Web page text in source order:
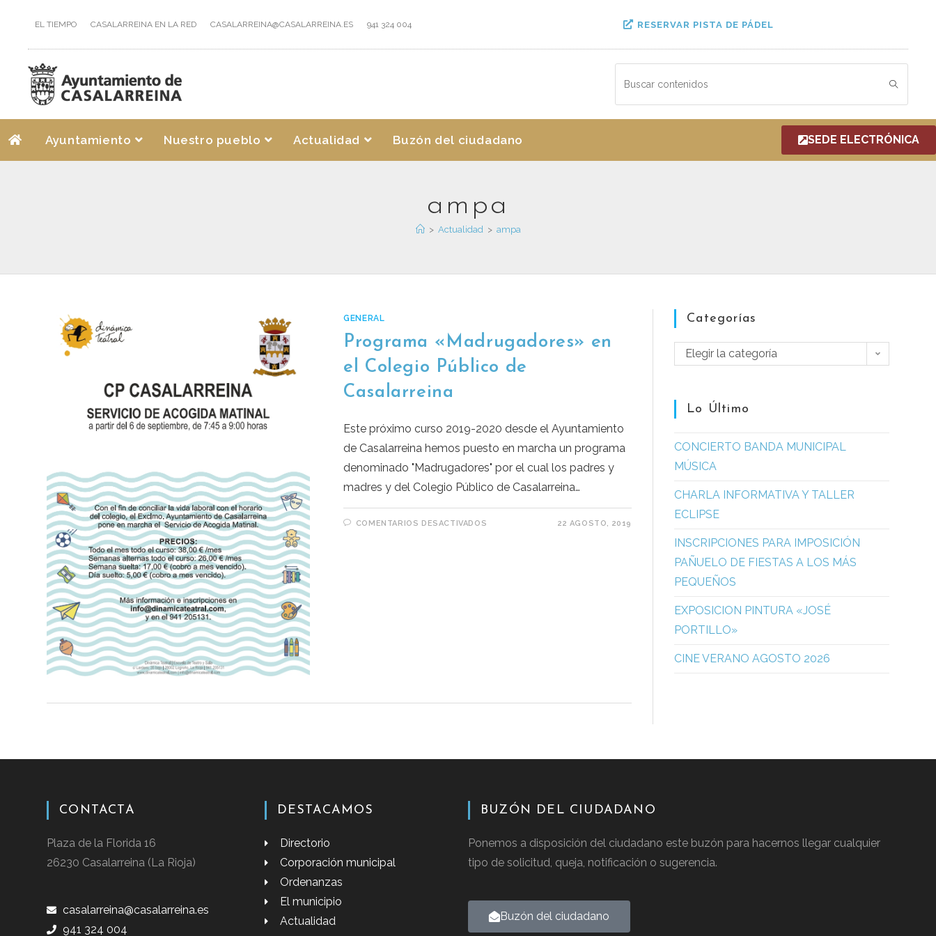
EL TIEMPO CASALARREINA EN LA RED CASALARREINA@CASALARREINA.ES 941 324 004 RESERVAR PISTA DE PÁDEL
Ayuntamiento Nuestro pueblo Actualidad Buzón del ciudadano SEDE ELECTRÓNICA
ampa
> Actualidad > ampa
GENERAL
Programa «Madrugadores» en
el Colegio Público de
Casalarreina
Este próximo curso 2019-2020 desde el Ayuntamiento
de Casalarreina hemos puesto en marcha un programa
denominado "Madrugadores" por el cual los padres y
madres y del Colegio Público de Casalarreina…
COMENTARIOS DESACTIVADOS 22 AGOSTO, 2019
Categorías
Elegir la categoría
Lo Último
CONCIERTO BANDA MUNICIPAL
MÚSICA
CHARLA INFORMATIVA Y TALLER
ECLIPSE
INSCRIPCIONES PARA IMPOSICIÓN
PAÑUELO DE FIESTAS A LOS MÁS
PEQUEÑOS
EXPOSICION PINTURA «JOSÉ
PORTILLO»
CINE VERANO AGOSTO 2026
CONTACTA
Plaza de la Florida 16
26230 Casalarreina (La Rioja)
casalarreina@casalarreina.es
941 324 004
DESTACAMOS
Directorio
Corporación municipal
Ordenanzas
El municipio
Actualidad
BUZÓN DEL CIUDADANO
Ponemos a disposición del ciudadano este buzón para hacernos llegar cualquier
tipo de solicitud, queja, notificación o sugerencia.
Buzón del ciudadano